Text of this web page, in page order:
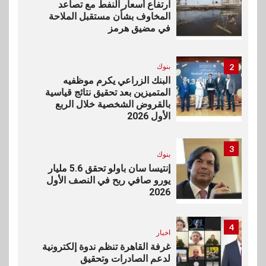
ارتفاع أسعار النفط مع تصاعد
المخاوف بشأن مستقبل الملاحة
في مضيق هرمز
2 بنوك
البنك الزراعي يكرم موظفيه
المتميزين بعد تحقيق نتائج قياسية
بالقروض الشخصية خلال الربع
الأول 2026
3
بنوك
إنتيسا سان باولو تحقق 5.6 مليار
يورو صافي ربح في النصف الأول
2026
4
اخبار
غرفة القاهرة تنظم ندوة إلكترونية
لدعم الصادرات وتحقيق